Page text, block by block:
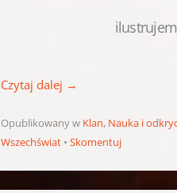
Czytaj dalej →
Opublikowany w Klan, Nauka i
Wszechświat
Skomentuj